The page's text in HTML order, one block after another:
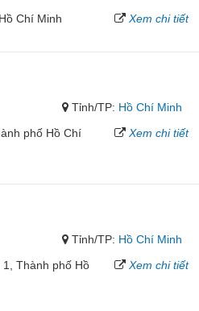
Chí Minh
Xem chi tiết
Tỉnh/TP: Hồ Chí Minh
phố Hồ Chí
Xem chi tiết
Tỉnh/TP: Hồ Chí Minh
Thành phố Hồ
Xem chi tiết